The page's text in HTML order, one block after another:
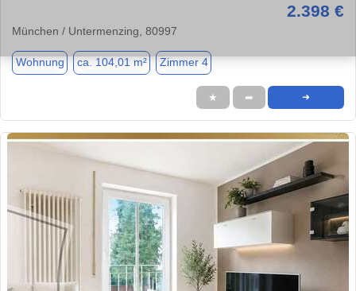
2.398 €
München / Untermenzing, 80997
Wohnung ca. 104,01 m² Zimmer 4
★ ➦ ➜